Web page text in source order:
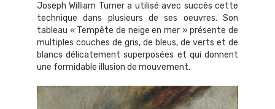
Joseph William Turner a utilisé avec succès cette
technique dans plusieurs de ses oeuvres. Son
tableau « Tempête de neige en mer » présente de
multiples couches de gris, de bleus, de verts et de
blancs délicatement superposées et qui donnent
une formidable illusion de mouvement.